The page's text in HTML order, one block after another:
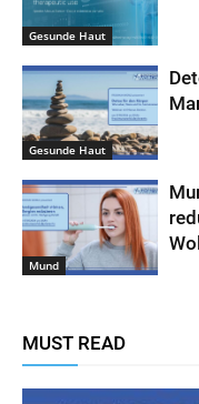
Gesunde Haut
Gesunde Haut
Mund
MUST READ